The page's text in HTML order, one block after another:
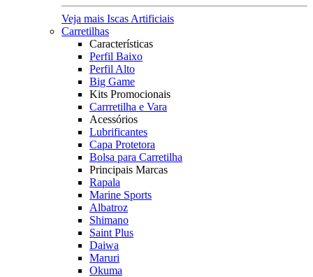
Veja mais Iscas Artificiais
Carretilhas
Características
Perfil Baixo
Perfil Alto
Big Game
Kits Promocionais
Carrretilha e Vara
Acessórios
Lubrificantes
Capa Protetora
Bolsa para Carretilha
Principais Marcas
Rapala
Marine Sports
Albatroz
Shimano
Saint Plus
Daiwa
Maruri
Okuma